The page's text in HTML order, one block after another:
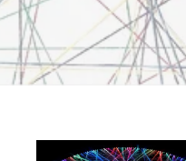
艺术家库
共同艺术
艺术商店